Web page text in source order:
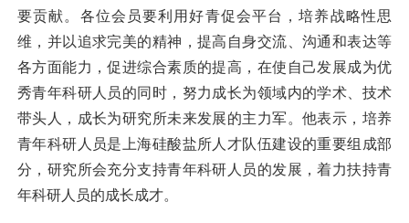
要贡献。各位会员要利用好青促会平台，培养战略性思
维，并以追求完美的精神，提高自身交流、沟通和表达等
各方面能力，促进综合素质的提高，在使自己发展成为优
秀青年科研人员的同时，努力成长为领域内的学术、技术
带头人，成长为研究 所未来发展的主力军。他表示，培养
青年科研人员是上海硅酸盐所人才队伍建设的重要组成部
分，研究所会充分支持青年科研人员的发展，着力扶持青
年科研人员的成长成才。